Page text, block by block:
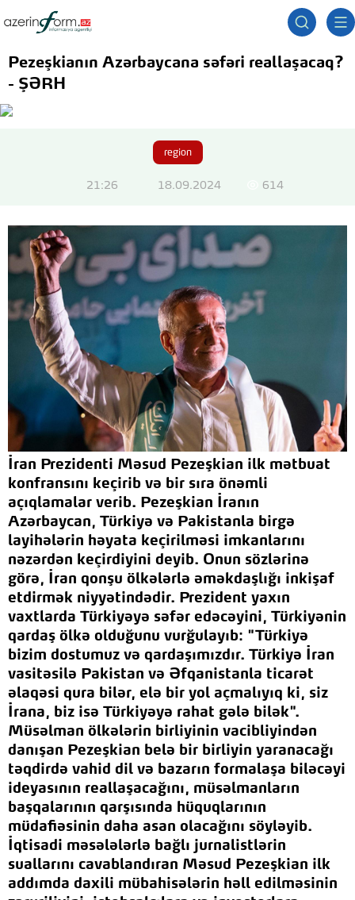
Pezeşkianın Azərbaycana səfəri reallaşacaq?
- ŞƏRH
region
21:26 18.09.2024 614
İran Prezidenti Məsud Pezeşkian ilk mətbuat
konfransını keçirib və bir sıra önəmli
açıqlamalar verib. Pezeşkian İranın
Azərbaycan, Türkiyə və Pakistanla birgə
layihələrin həyata keçirilməsi imkanlarını
nəzərdən keçirdiyini deyib. Onun sözlərinə
görə, İran qonşu ölkələrlə əməkdaşlığı inkişaf
etdirmək niyyətindədir. Prezident yaxın
vaxtlarda Türkiyəyə səfər edəcəyini, Türkiyənin
qardaş ölkə olduğunu vurğulayıb: "Türkiyə
bizim dostumuz və qardaşımızdır. Türkiyə İran
vasitəsilə Pakistan və Əfqanistanla ticarət
əlaqəsi qura bilər, elə bir yol açmalıyıq ki, siz
İrana, biz isə Türkiyəyə rahat gələ bilək".
Müsəlman ölkələrin birliyinin vacibliyindən
danışan Pezeşkian belə bir birliyin yaranacağı
təqdirdə vahid dil və bazarın formalaşa biləcəyi
ideyasının reallaşacağını, müsəlmanların
başqalarının qarşısında hüquqlarının
müdafiəsinin daha asan olacağını söyləyib.
İqtisadi məsələlərlə bağlı jurnalistlərin
suallarını cavablandıran Məsud Pezeşkian ilk
addımda daxili mübahisələrin həll edilməsinin